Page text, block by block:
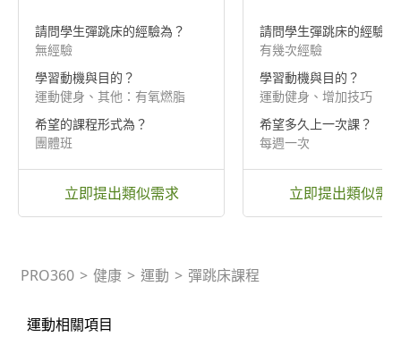
請問學生彈跳床的經驗為？
無經驗
學習動機與目的？
運動健身、其他：有氧燃脂
希望的課程形式為？
團體班
立即提出類似需求
請問學生彈跳床的經驗為
有幾次經驗
學習動機與目的？
運動健身、增加技巧
希望多久上一次課？
每週一次
立即提出類似需
PRO360 > 健康 > 運動 > 彈跳床課程
運動相關項目